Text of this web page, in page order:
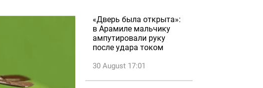
«Дверь была открыта»:
в Арамиле мальчику
ампутировали руку
после удара током
30 August 17:01